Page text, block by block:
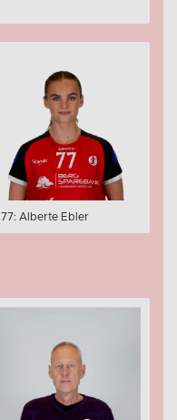
77: Alberte Ebler